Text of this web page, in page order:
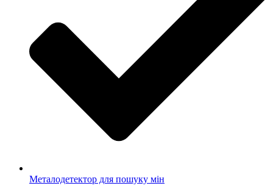
Металодетектор для пошуку мін